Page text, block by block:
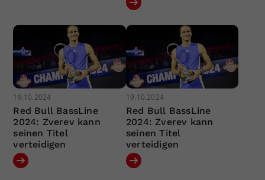
19.10.2024
Red Bull BassLine
2024: Zverev kann
seinen Titel
verteidigen
19.10.2024
Red Bull BassLine
2024: Zverev kann
seinen Titel
verteidigen